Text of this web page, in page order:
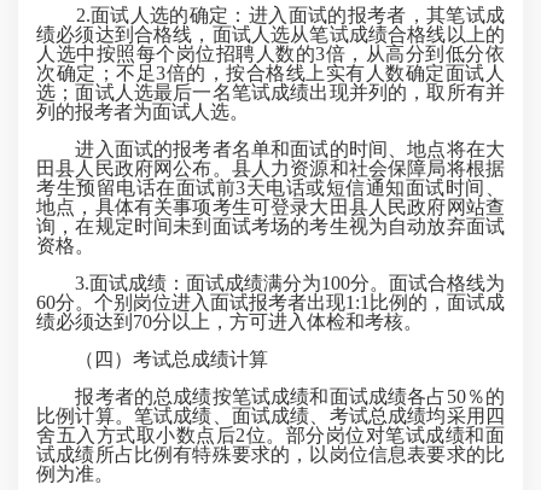
2.面试人选的确定：进入面试的报考者，其笔试成
绩必须达到合格线，面试人选从笔试成绩合格线以上的
人选中按照每个岗位招聘人数的3倍，从高分到低分依
次确定；不足3倍的，按合格线上实有人数确定面试人
选；面试人选最后一名笔试成绩出现并列的，取所有并
列的报考者为面试人选。
进入面试的报考者名单和面试的时间、地点将在大
田县人民政府网公布。县人力资源和社会保障局将根据
考生预留电话在面试前3天电话或短信通知面试时间、
地点，具体有关事项考生可登录大田县人民政府网站查
询，在规定时间未到面试考场的考生视为自动放弃面试
资格。
3.面试成绩：面试成绩满分为100分。面试合格线为
60分。个别岗位进入面试报考者出现1:1比例的，面试成
绩必须达到70分以上，方可进入体检和考核。
（四）考试总成绩计算
报考者的总成绩按笔试成绩和面试成绩各占50％的
比例计算。笔试成绩、面试成绩、考试总成绩均采用四
舍五入方式取小数点后2位。部分岗位对笔试成绩和面
试成绩所占比例有特殊要求的，以岗位信息表要求的比
例为准。